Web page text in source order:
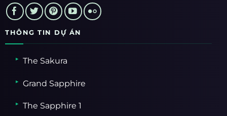
THÔNG TIN DỰ ÁN
The Sakura
Grand Sapphire
The Sapphire 1